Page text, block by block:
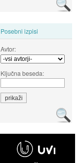
Posebni izpisi
Avtor:
Ključna beseda: